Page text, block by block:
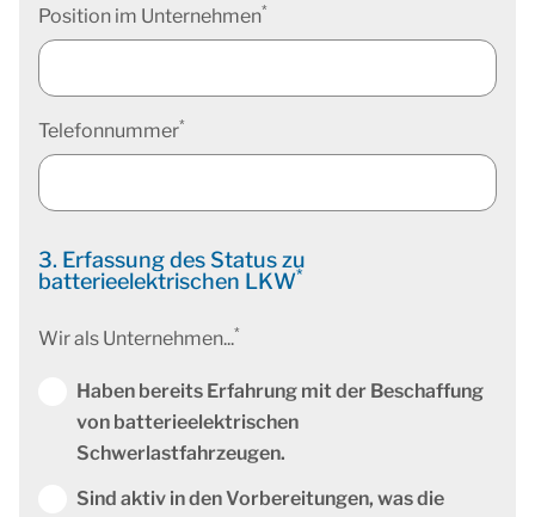
Position im Unternehmen*
Telefonnummer*
3. Erfassung des Status zu
batterieelektrischen LKW*
Wir als Unternehmen...*
Haben bereits Erfahrung mit der Beschaffung
von batterieelektrischen
Schwerlastfahrzeugen.
Sind aktiv in den Vorbereitungen, was die